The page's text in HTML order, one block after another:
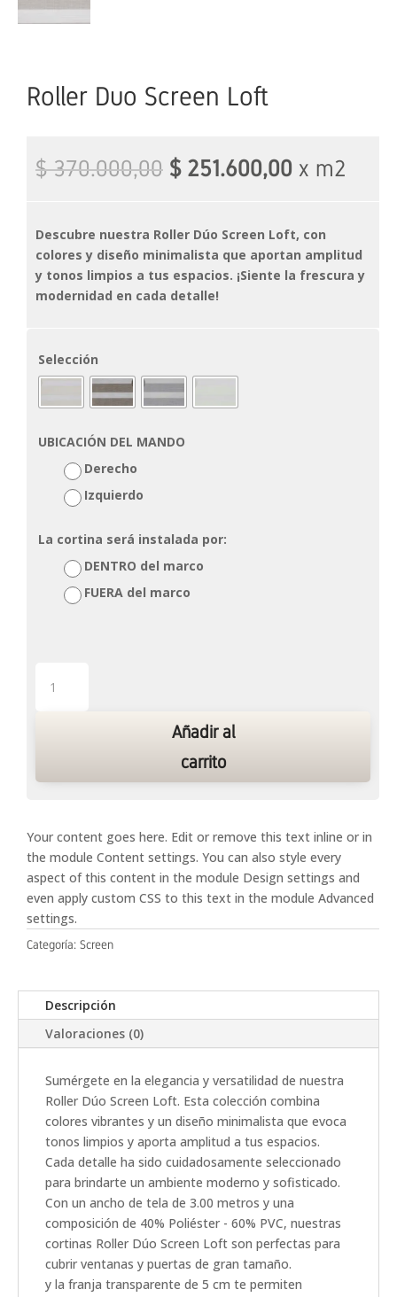
Roller Duo Screen Loft
$370.000,00 $251.600,00 x m2
Descubre nuestra Roller Dúo Screen Loft, con
colores y diseño minimalista que aportan amplitud
y tonos limpios a tus espacios. ¡Siente la frescura y
modernidad en cada detalle!
Selección
UBICACIÓN DEL MANDO
Derecho
Izquierdo
La cortina será instalada por:
DENTRO del marco
FUERA del marco
Duo
Añadir al
carrito
Your content goes here. Edit or remove this text inline or in
the module Content settings. You can also style every
aspect of this content in the module Design settings and
even apply custom CSS to this text in the module Advanced
settings.
Categoría: Screen
Descripción
Valoraciones (0)
Sumérgete en la elegancia y versatilidad de nuestra
Roller Dúo Screen Loft. Esta colección combina
colores vibrantes y un diseño minimalista que evoca
tonos limpios y aporta amplitud a tus espacios.
Cada detalle ha sido cuidadosamente seleccionado
para brindarte un ambiente moderno y sofisticado.
Con un ancho de tela de 3.00 metros y una
composición de 40% Poliéster - 60% PVC, nuestras
cortinas Roller Dúo Screen Loft son perfectas para
cubrir ventanas y puertas de gran tamaño.
y la franja transparente de 5 cm te permiten